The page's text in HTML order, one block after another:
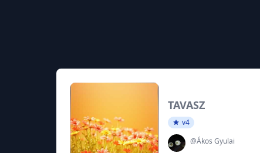
TAVASZ
v4
@Ákos Gyulai